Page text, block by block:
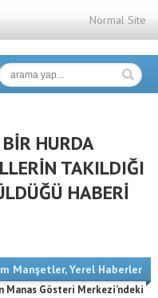
Normal Site
HURDA
TAKILDIĞI
HABERİ
Manşetler,Yerel Haberler
Manas Gösteri Merkezi’ndeki